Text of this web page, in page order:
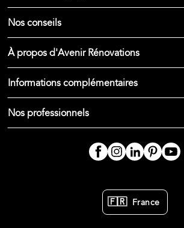
Nos conseils
À propos d'Avenir Rénovations
Informations complémentaires
Nos professionnels
🇫🇷 France